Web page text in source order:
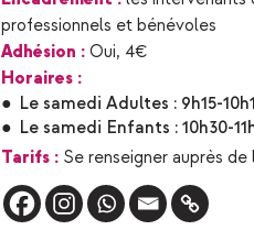
professionnels et bénévoles
Adhésion : Oui, 4€
Horaires :
● Le samedi Adultes : 9h15-
● Le samedi Enfants : 10h30-
Tarifs : Se renseigner auprès